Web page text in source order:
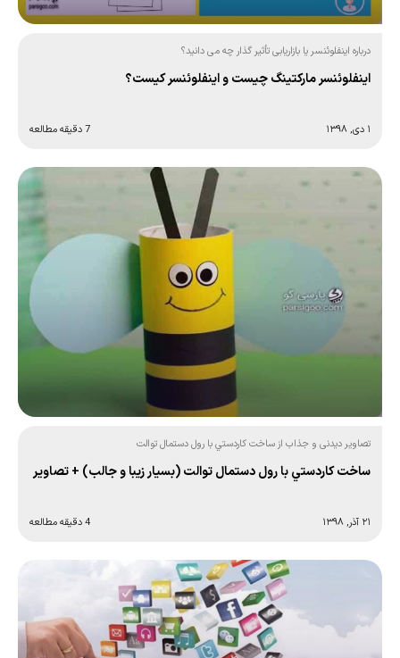
درباره اینفلوئنسر یا بازاریابی تأثیر گذار چه می دانید؟
اینفلوئنسر مارکتینگ چیست و اینفلوئنسر کیست؟
۱ دی, ۱۳۹۸ 7 دقیقه مطالعه
تصاویر دیدنی و جذاب از ساخت كاردستي با رول دستمال توالت
ساخت كاردستي با رول دستمال توالت (بسيار زيبا و جالب) + تصاویر
۲۱ آذر, ۱۳۹۸ 4 دقیقه مطالعه